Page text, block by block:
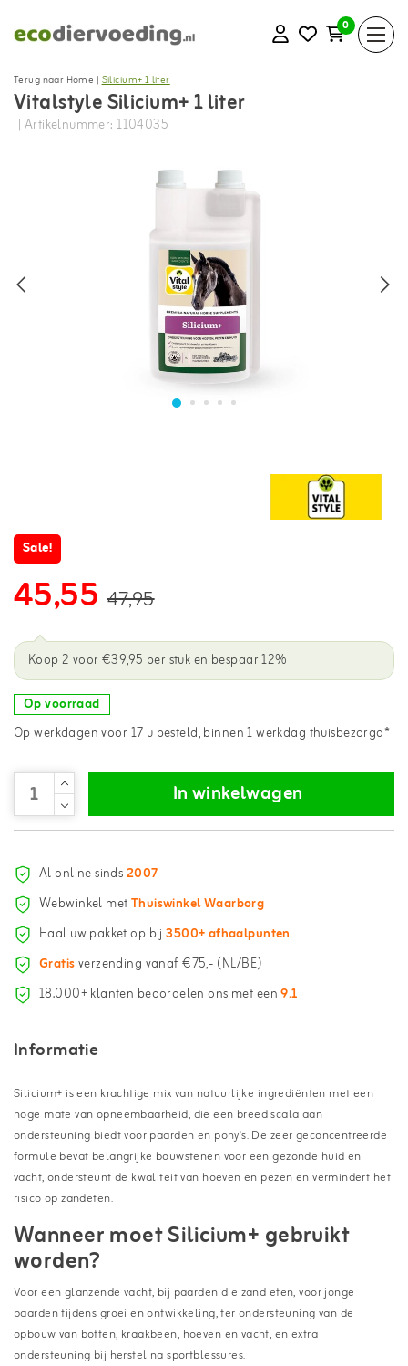
0
Terug naar Home |Silicium+ 1 liter
Vitalstyle Silicium+ 1 liter
| Artikelnummer: 1104035
Sale!
45,55 47,95
Koop 2 voor €39,95 per stuk en bespaar 12%
Op voorraad
Op werkdagen voor 17 u besteld, binnen 1 werkdag thuisbezorgd*
In winkelwagen
Al online sinds2007
Webwinkel metThuiswinkel Waarborg
Haal uw pakket op bij3500+ afhaalpunten
Gratisverzending vanaf €75,- (NL/BE)
18.000+ klanten beoordelen ons met een9.1
Informatie
Silicium+ is een krachtige mix van natuurlijke ingrediënten met een
hoge mate van opneembaarheid, die een breed scala aan
ondersteuning biedt voor paarden en pony's. De zeer geconcentreerde
formule bevat belangrijke bouwstenen voor een gezonde huid en
vacht, ondersteunt de kwaliteit van hoeven en pezen en vermindert het
risico op zandeten.
Wanneer moet Silicium+ gebruikt
worden?
Voor een glanzende vacht, bij paarden die zand eten, voor jonge
paarden tijdens groei en ontwikkeling, ter ondersteuning van de
opbouw van botten, kraakbeen, hoeven en vacht, en extra
ondersteuning bij herstel na sportblessures.